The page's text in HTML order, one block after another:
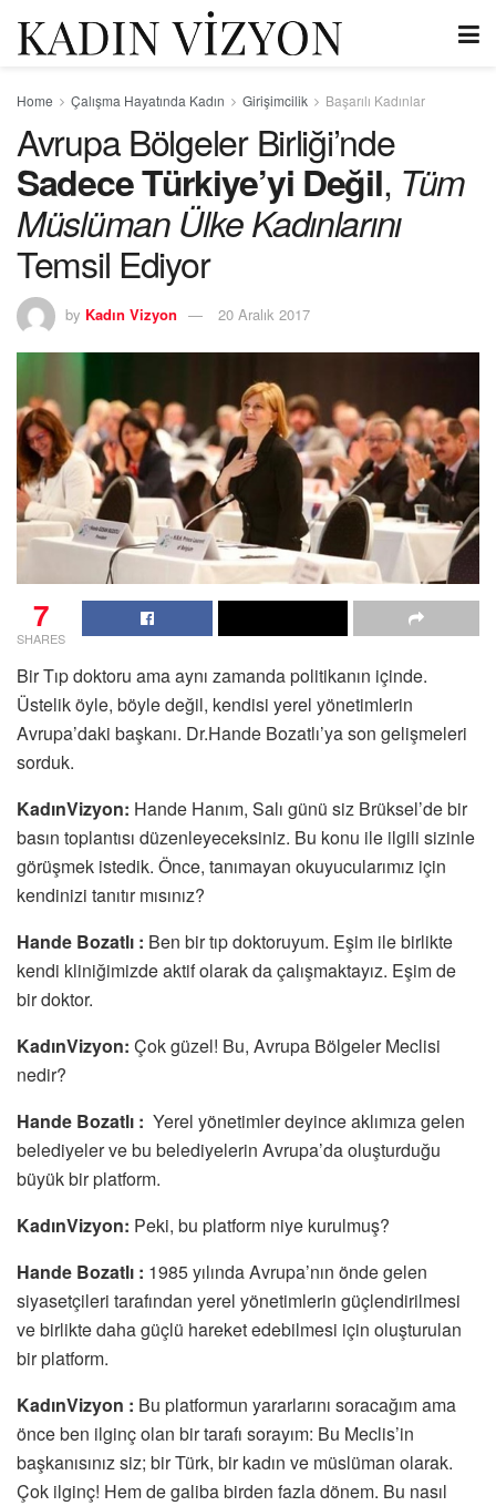
Home Çalışma Hayatında Kadın Girişimcilik Başarılı Kadınlar
Avrupa Bölgeler Birliği’nde
Sadece Türkiye’yi Değil, Tüm
Müslüman Ülke Kadınlarını
Temsil Ediyor
by Kadın Vizyon 20 Aralık 2017
7
SHARES
Bir Tıp doktoru ama aynı zamanda politikanın içinde.
Üstelik öyle, böyle değil, kendisi yerel yönetimlerin
Avrupa’daki başkanı. Dr.Hande Bozatlı’ya son gelişmeleri
sorduk.
KadınVizyon: Hande Hanım, Salı günü siz Brüksel’de bir
basın toplantısı düzenleyeceksiniz. Bu konu ile ilgili sizinle
görüşmek istedik. Önce, tanımayan okuyucularımız için
kendinizi tanıtır mısınız?
Hande Bozatlı : Ben bir tıp doktoruyum. Eşim ile birlikte
kendi kliniğimizde aktif olarak da çalışmaktayız. Eşim de
bir doktor.
KadınVizyon: Çok güzel! Bu, Avrupa Bölgeler Meclisi
nedir?
Hande Bozatlı : Yerel yönetimler deyince aklımıza gelen
belediyeler ve bu belediyelerin Avrupa’da oluşturduğu
büyük bir platform.
KadınVizyon: Peki, bu platform niye kurulmuş?
Hande Bozatlı : 1985 yılında Avrupa’nın önde gelen
siyasetçileri tarafından yerel yönetimlerin güçlendirilmesi
ve birlikte daha güçlü hareket edebilmesi için oluşturulan
bir platform.
KadınVizyon : Bu platformun yararlarını soracağım ama
önce ben ilginç olan bir tarafı sorayım: Bu Meclis’in
başkanısınız siz; bir Türk, bir kadın ve müslüman olarak.
Çok ilginç! Hem de galiba birden fazla dönem. Bu nasıl